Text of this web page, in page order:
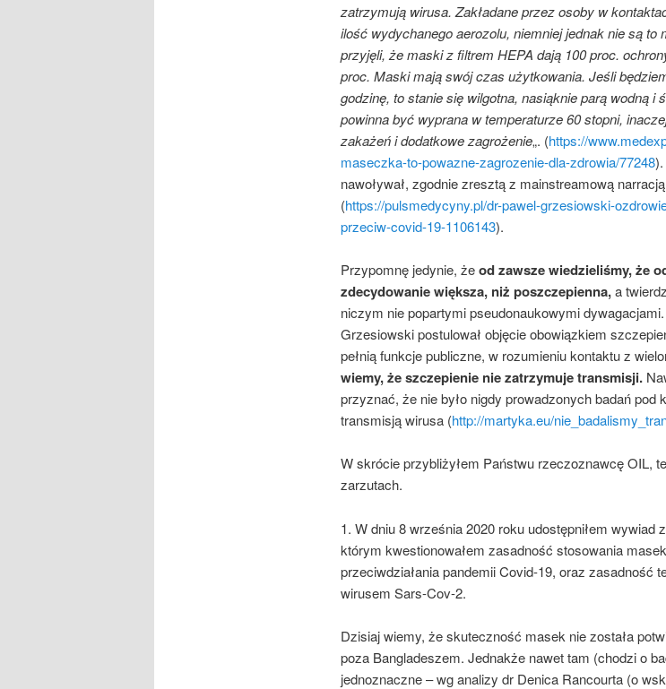
zatrzymują wirusa. Zakładane przez osoby w
ilość wydychanego aerozolu, niemniej jednak nie są
przyjęli, że maski z filtrem HEPA dają 100 proc.
proc. Maski mają swój czas użytkowania. Jeśli
godzinę, to stanie się wilgotna, nasiąknie parą wodną i
powinna być wyprana w temperaturze 60 stopni,
zakażeń i dodatkowe zagrożenie„. (https://
maseczka-to-powazne-zagrozenie-dla-zdrowia/77248
nawoływał, zgodnie zresztą z mainstreamową
(https://pulsmedycyny.pl/dr-pawel-grzesiowski-
przeciw-covid-19-1106143).
Przypomnę jedynie, żeod zawsze wiedzieliśmy, że
zdecydowanie większa, niż poszczepienna,a
niczym nie popartymi pseudonaukowymi
Grzesiowski postulował objęcie obowiązkiem
pełnią funkcje publiczne, w rozumieniu kontaktu z
wiemy, że szczepienie nie zatrzymuje transmisji.
przyznać, że nie było nigdy prowadzonych badań pod
transmisją wirusa (http://martyka.eu/
W skrócie przybliżyłem Państwu rzeczoznawcę OIL,
zarzutach.
1. W dniu 8 września 2020 roku udostępniłem wywiad
którym kwestionowałem zasadność stosowania
przeciwdziałania pandemii Covid-19, oraz zasadność
wirusem Sars-Cov-2.
Dzisiaj wiemy, że skuteczność masek nie została
poza Bangladeszem. Jednakże nawet tam (chodzi o
jednoznaczne – wg analizy dr Denica Rancourta (o